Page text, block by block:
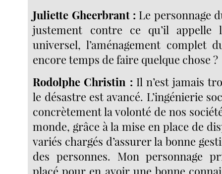
Juliette Gheerbrant : Le personnage
justement contre ce qu’il appelle
universel, l’aménagement complet
encore temps de faire quelque chose ?
Rodolphe Christin : Il n’est jamais
le désastre est avancé. L’ingénierie
concrètement la volonté de nos
monde, grâce à la mise en place de
variés chargés d’assurer la bonne
des personnes. Mon personnage